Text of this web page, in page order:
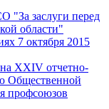
"За заслуги перед
области"
7 октября 2015
XXIV отчетно-
Общественной
профсоюзов